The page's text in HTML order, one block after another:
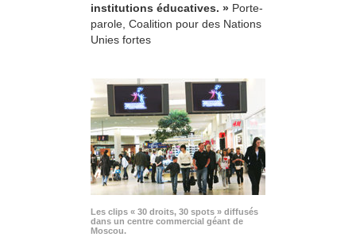
institutions éducatives. » Porte-
parole, Coalition pour des Nations
Unies fortes
Les clips « 30 droits, 30 spots » diffusés
dans un centre commercial géant de
Moscou.